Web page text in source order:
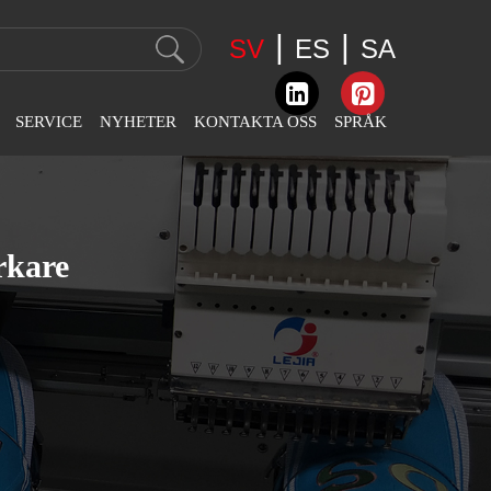
SV | ES | SA
SERVICE NYHETER
Företagsnyheter
Industri Nyheter
Utställningsnyheter
KONTAKTA OSS
Kontaktinformation
Feedback
SPRÅK
English
عربى
Español
Slovák
Português